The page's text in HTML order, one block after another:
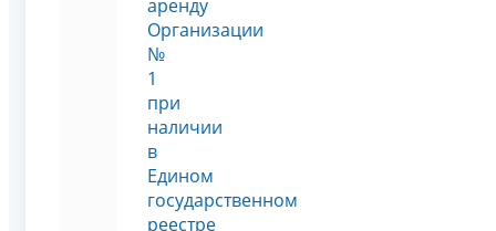
аренду
Организации
№
1
при
наличии
в
Едином
государственном
реестре